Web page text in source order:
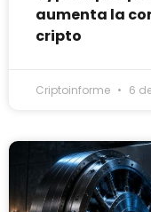
aumenta la
cripto
Criptoinforme 6